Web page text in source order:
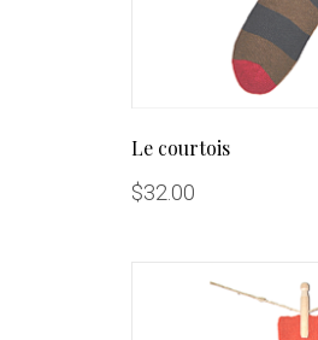
Le courtois
$32.00